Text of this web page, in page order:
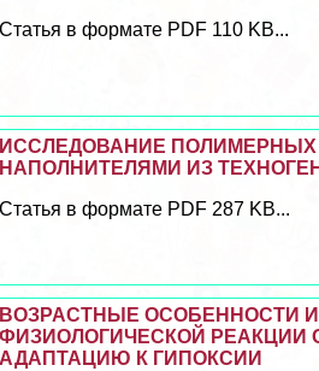
Статья в формате PDF 110 KB...
ИССЛЕДОВАНИЕ
НАПОЛНИТЕЛЯМИ ИЗ
Статья в формате PDF 287 KB...
ВОЗРАСТНЫЕ ОСОБЕННОСТИ
ФИЗИОЛОГИЧЕСКОЙ РЕАКЦИИ
АДАПТАЦИЮ К ГИПОКСИИ